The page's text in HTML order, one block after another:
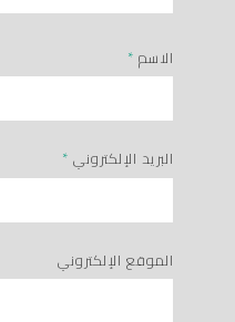
الاسم *
البريد الإلكتروني *
الموقع الإلكتروني